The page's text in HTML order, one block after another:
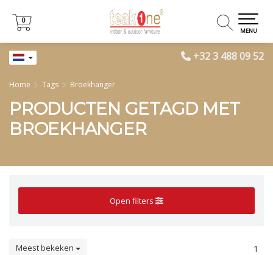
+32 3 488 09 52
0
0
MENU
Home Tags Broekhanger
PRODUCTEN GETAGD MET
BROEKHANGER
Open filters
Meest bekeken 1